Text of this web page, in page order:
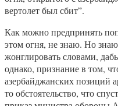
вертолет был сбит”.
Как можно предпринять
этом огня, не знаю. Но
жонглировать словами,
однако, признание в том,
азербайджанских позиций
то обстоятельство, что